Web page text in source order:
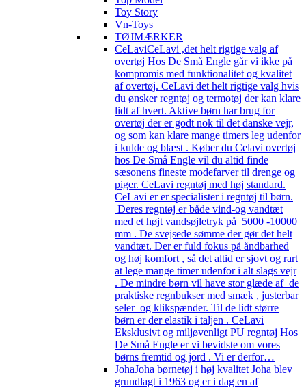
Toy Story
Vn-Toys
TØJMÆRKER
CeLaviCeLavi ,det helt rigtige valg af
overtøj Hos De Små Engle går vi ikke på
kompromis med funktionalitet og kvalitet
af overtøj. CeLavi det helt rigtige valg hvis
du ønsker regntøj og termotøj der kan klare
lidt af hvert. Aktive børn har brug for
overtøj der er godt nok til det danske vejr,
og som kan klare mange timers leg udenfor
i kulde og blæst . Køber du Celavi overtøj
hos De Små Engle vil du altid finde
sæsonens fineste modefarver til drenge og
piger. CeLavi regntøj med høj standard.
CeLavi er er specialister i regntøj til børn.
Deres regntøj er både vind-og vandtæt
med et højt vandsøjletryk på 5000 -10000
mm . De svejsede sømme der gør det helt
vandtæt. Der er fuld fokus på åndbarhed
og høj komfort , så det altid er sjovt og rart
at lege mange timer udenfor i alt slags vejr
. De mindre børn vil have stor glæde af de
praktiske regnbukser med smæk , justerbar
seler og klikspænder. Til de lidt større
børn er der elastik i taljen . CeLavi
Eksklusivt og miljøvenligt PU regntøj Hos
De Små Engle er vi bevidste om vores
børns fremtid og jord . Vi er derfor…
JohaJoha børnetøj i høj kvalitet Joha blev
grundlagt i 1963 og er i dag en af